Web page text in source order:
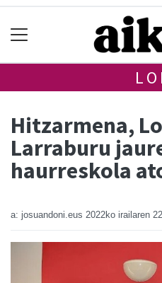
Hitzarmena,
Larraburu
haurreskola
a: josuandoni.eus 2022ko irailaren